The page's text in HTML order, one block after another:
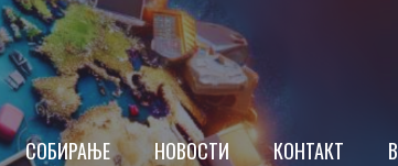
СОБИРАЊЕ НОВОСТИ КОНТАКТ